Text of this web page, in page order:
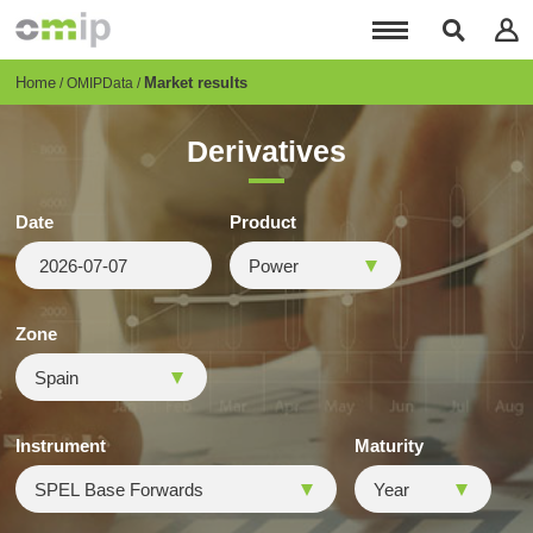
content
Breadcrumb
Home OMIPData Market results
Derivatives
Date Product
Zone
Instrument Maturity